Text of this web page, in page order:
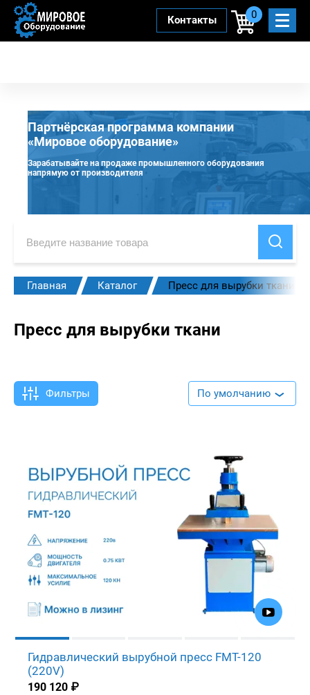
Контакты 0
Партнёрская программа компании
«Мировое оборудование»
Зарабатывайте на продаже промышленного оборудования
напрямую от производителя
Главная Каталог Пресс для вырубки ткани
Пресс для вырубки ткани
Фильтры По умолчанию
Гидравлический вырубной пресс FMT-120
(220V)
190 120 ₽